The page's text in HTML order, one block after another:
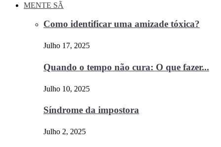
MENTE SÃ
Como identificar uma amizade tóxica?
Julho 17, 2025
Quando o tempo não cura: O que fazer...
Julho 10, 2025
Síndrome da impostora
Julho 2, 2025